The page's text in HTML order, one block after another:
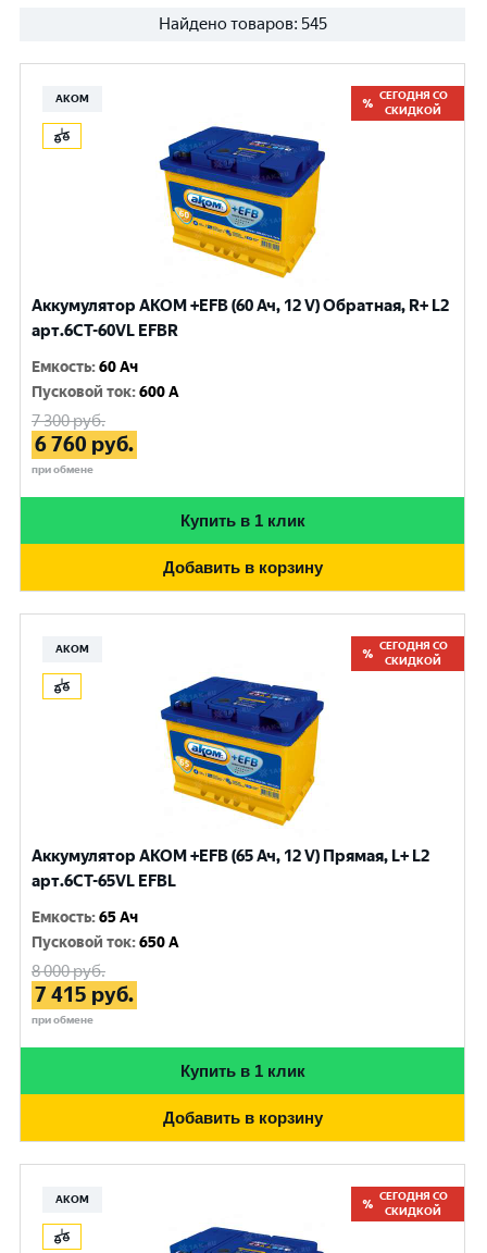
Найдено товаров: 545
АКОМ
СЕГОДНЯ СО
СКИДКОЙ
Аккумулятор AKOM +EFB (60 Ач, 12 V) Обратная, R+ L2
арт.6CТ-60VL EFBR
Емкость:60 Ач
Пусковой ток:600 A
7 300руб.
6 760 руб.
при обмене
Купить в 1 клик
Добавить в корзину
АКОМ
СЕГОДНЯ СО
СКИДКОЙ
Аккумулятор AKOM +EFB (65 Ач, 12 V) Прямая, L+ L2
арт.6СТ-65VL EFBL
Емкость:65 Ач
Пусковой ток:650 A
8 000руб.
7 415 руб.
при обмене
Купить в 1 клик
Добавить в корзину
АКОМ
СЕГОДНЯ СО
СКИДКОЙ